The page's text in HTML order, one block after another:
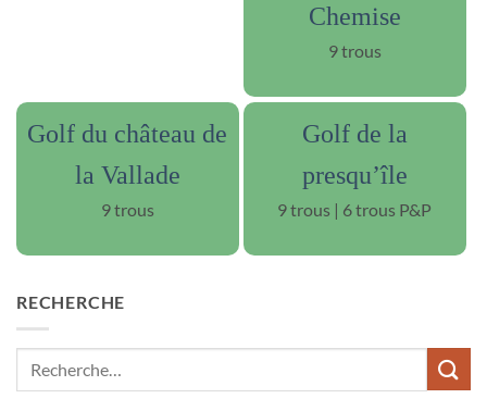
Chemise
9 trous
Golf du château de
la Vallade
9 trous
Golf de la
presqu’île
9 trous | 6 trous P&P
RECHERCHE